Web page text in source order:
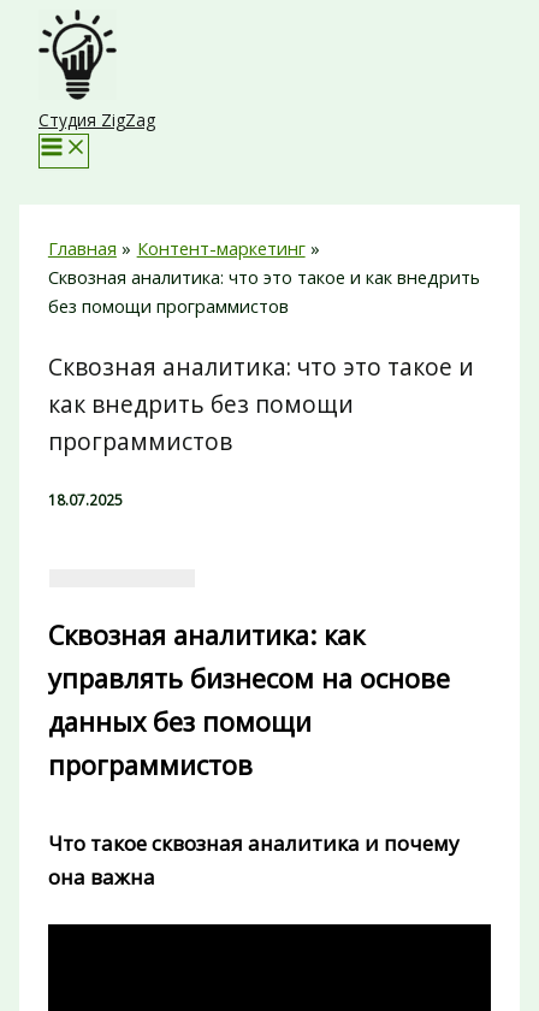
Перейти
содержимому
Студия ZigZag
Главная
Контент-маркетинг
Сквозная аналитика: что это такое и как внедрить
без помощи программистов
Сквозная аналитика: что это такое и
как внедрить без помощи
программистов
18.07.2025
Сквозная аналитика: как
управлять бизнесом на основе
данных без помощи
программистов
Что такое сквозная аналитика и почему
она важна